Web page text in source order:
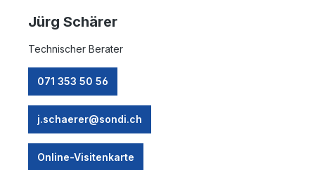
Jürg Schärer
Technischer Berater
071 353 50 56
j.schaerer@sondi.ch
Online-Visitenkarte